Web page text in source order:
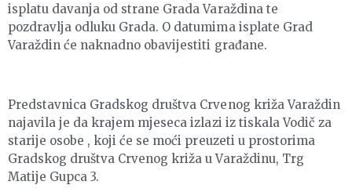
isplatu davanja od strane Grada Varaždina te
pozdravlja odluku Grada. O datumima isplate Grad
Varaždin će naknadno obavijestiti građane.
Predstavnica Gradskog društva Crvenog križa Varaždin
najavila je da krajem mjeseca izlazi iz tiskala Vodič za
starije osobe , koji će se moći preuzeti u prostorima
Gradskog društva Crvenog križa u Varaždinu, Trg
Matije Gupca 3.